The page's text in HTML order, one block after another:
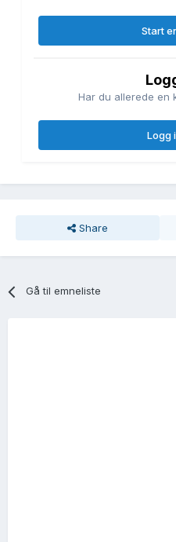
Start
Har du allerede en
Logg
Share
Gå til emneliste